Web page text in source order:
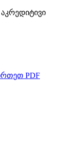
PDF